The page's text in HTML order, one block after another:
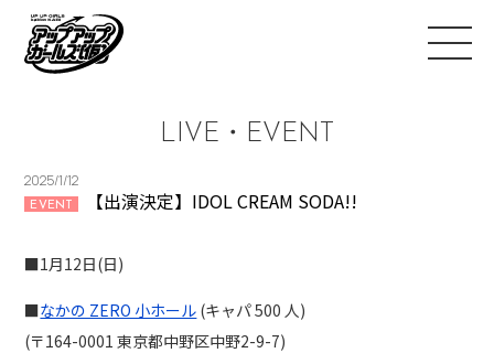
LIVE・EVENT
2025/1/12
EVENT 【出演決定】IDOL CREAM SODA!!
■1月12日(日)
■なかの ZERO ⼩ホール (キャパ 500 ⼈)
(〒164-0001 東京都中野区中野2-9-7)